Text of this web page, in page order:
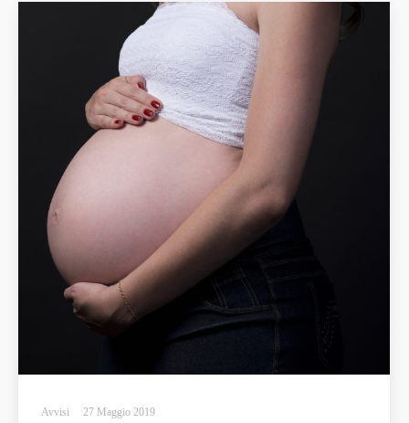
Avvisi 27 Maggio 2019